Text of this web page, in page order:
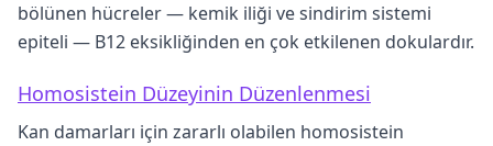
bölünen hücreler — kemik iliği ve sindirim sistemi
epiteli — B12 eksikliğinden en çok etkilenen dokulardır.
Homosistein Düzeyinin Düzenlenmesi
Kan damarları için zararlı olabilen homosistein